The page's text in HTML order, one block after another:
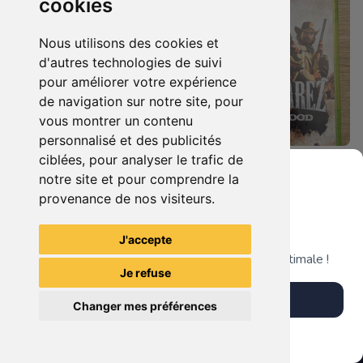
cookies
Nous utilisons des cookies et
d'autres technologies de suivi
pour améliorer votre expérience
de navigation sur notre site, pour
vous montrer un contenu
personnalisé et des publicités
ciblées, pour analyser le trafic de
notre site et pour comprendre la
provenance de nos visiteurs.
J'accepte
Je refuse
Changer mes préférences
19.90 € 0
Cars 3 - Course Vers La Victoire Xbox 360
8.90 €
TheGamingR83
Grenier du Geek
Télécharge notre app pour une expérience optimale !
Télécharger l'app